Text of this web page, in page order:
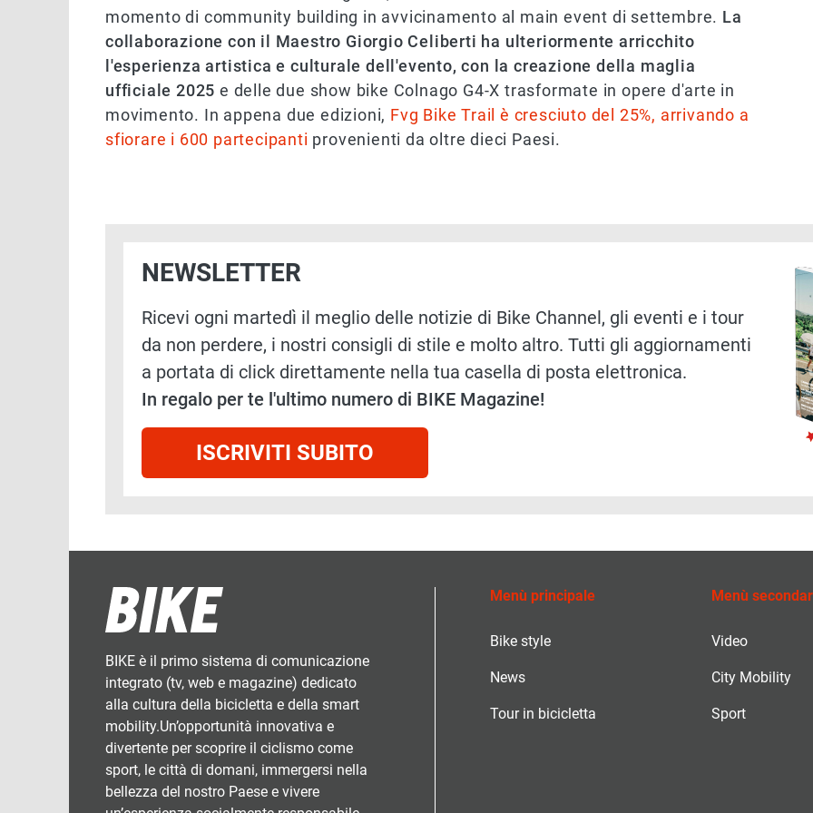
momento di community building in avvicinamento al main event di settembre. La
collaborazione con il Maestro Giorgio Celiberti ha ulteriormente arricchito
l'esperienza artistica e culturale dell'evento, con la creazione della maglia
ufficiale 2025e delle due show bike Colnago G4-X trasformate in opere d'arte in
movimento. In appena due edizioni, Fvg Bike Trail è cresciuto del 25%, arrivando a
sfiorare i 600 partecipanti provenienti da oltre dieci Paesi.
NEWSLETTER
Ricevi ogni martedì il meglio delle notizie di Bike Channel, gli eventi e i tour
da non perdere, i nostri consigli di stile e molto altro. Tutti gli aggiornamenti
a portata di click direttamente nella tua casella di posta elettronica.
In regalo per te l'ultimo numero di BIKE Magazine!
ISCRIVITI SUBITO
BIKE è il primo sistema di comunicazione
integrato (tv, web e magazine) dedicato
alla cultura della bicicletta e della smart
mobility.Un’opportunità innovativa e
divertente per scoprire il ciclismo come
sport, le città di domani, immergersi nella
bellezza del nostro Paese e vivere
Menù principale
Bike style
News
Tour in bicicletta
Menù
Video
City Mobility
Sport